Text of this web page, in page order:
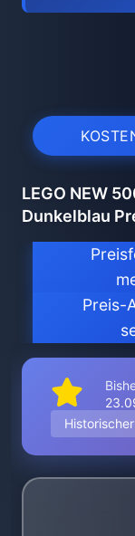
LEGO NEW
Dunkelblau
Preis-